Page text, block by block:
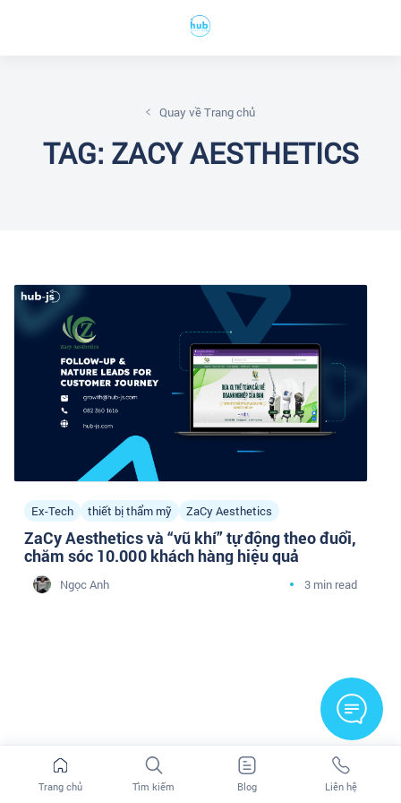
Quay về Trang chủ
TAG: ZACY AESTHETICS
Ex-Tech thiết bị thẩm mỹ ZaCy Aesthetics
ZaCy Aesthetics và “vũ khí” tự động theo đuổi,
chăm sóc 10.000 khách hàng hiệu quả
Ngọc Anh 3 min read
Trang chủ Tìm kiếm Blog Liên hệ